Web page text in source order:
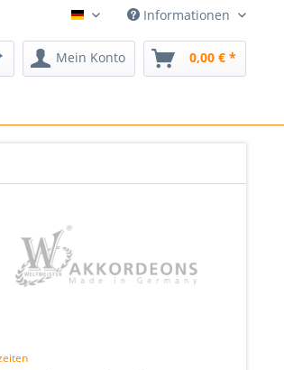
Deutsch Informationen
Mein Konto 0,00 € *